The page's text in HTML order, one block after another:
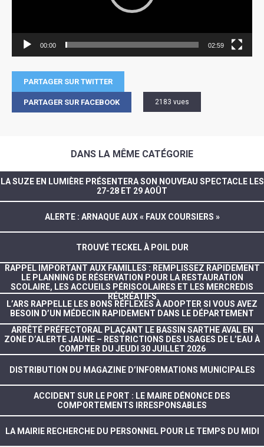
00:00 02:59
PARTAGER SUR TWITTER
PARTAGER SUR FACEBOOK 2183 vues
DANS LA MÊME CATÉGORIE
LA SUZE EN LUMIÈRE PRÉSENTERA SON NOUVEAU SPECTACLE LES
27-28 ET 29 AOÛT
ALERTE : ARNAQUE AUX « FAUX COURSIERS »
TROUVÉ TECKEL À POIL DUR
RAPPEL IMPORTANT AUX FAMILLES : REMPLISSEZ RAPIDEMENT
LE PLANNING DE RÉSERVATION POUR LA RESTAURATION
SCOLAIRE, LES ACCUEILS PÉRISCOLAIRES ET LES MERCREDIS
RÉCRÉATIFS
L’ARS RAPPELLE LES BONS RÉFLEXES À ADOPTER SI VOUS AVEZ
BESOIN D’UN MÉDECIN RAPIDEMENT DANS LE DÉPARTEMENT
ARRÊTÉ PRÉFECTORAL PLAÇANT LE BASSIN SARTHE AVAL EN
ZONE D’ALERTE JAUNE – RESTRICTIONS DES USAGES DE L’EAU À
COMPTER DU JEUDI 30 JUILLET 2026
DISTRIBUTION DU MAGAZINE D’INFORMATIONS MUNICIPALES
ACCIDENT SUR LE PORT : LE MAIRE DÉNONCE DES
COMPORTEMENTS IRRESPONSABLES
LA MAIRIE RECHERCHE DU PERSONNEL POUR LE TEMPS DU MIDI